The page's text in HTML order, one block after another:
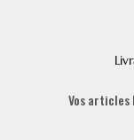
Vos articles